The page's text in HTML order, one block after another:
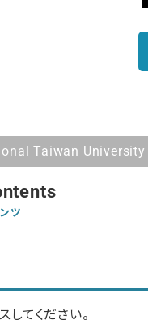
Taiwan
ツ
てください。